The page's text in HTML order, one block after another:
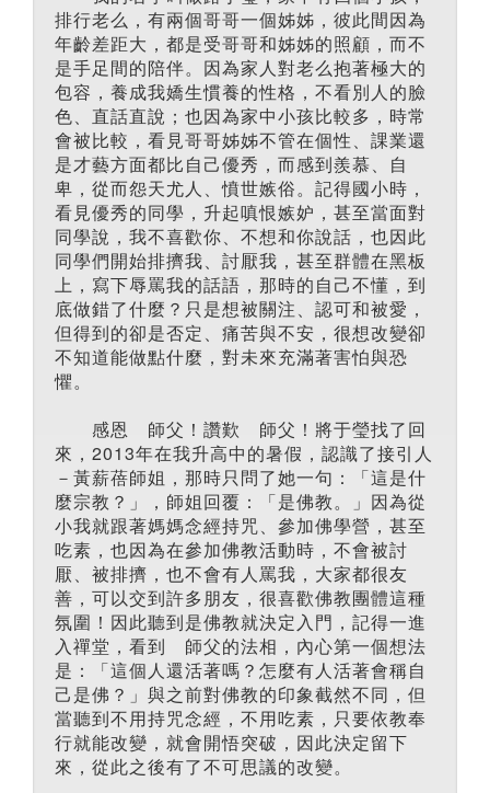
排行老么，有兩個哥哥一個姊姊，彼此間因為
年齡差距大，都是受哥哥和姊姊的照顧，而不
是手足間的陪伴。因為家人對老么抱著極大的
包容，養成我嬌生慣養的性格，不看別人的臉
色、直話直說；也因為家中小孩比較多，時常
會被比較，看見哥哥姊姊不管在個性、課業還
是才藝方面都比自己優秀，而感到羨慕、自
卑，從而怨天尤人、憤世嫉俗。記得國小時，
看見優秀的同學，升起嗔恨嫉妒，甚至當面對
同學說，我不喜歡你、不想和你說話，也因此
同學們開始排擠我、討厭我，甚至群體在黑板
上，寫下辱罵我的話語，那時的自己不懂，到
底做錯了什麼？只是想被關注、認可和被愛，
但得到的卻是否定、痛苦與不安，很想改變卻
不知道能做點什麼，對未來充滿著害怕與恐
懼。
感恩 師父！讚歎 師父！將于瑩找了回
來，2013年在我升高中的暑假，認識了接引人
－黃薪蓓師姐，那時只問了她一句：「這是什
麼宗教？」，師姐回覆：「是佛教。」因為從
小我就跟著媽媽念經持咒、參加佛學營，甚至
吃素，也因為在參加佛教活動時，不會被討
厭、被排擠，也不會有人罵我，大家都很友
善，可以交到許多朋友，很喜歡佛教團體這種
氛圍！因此聽到是佛教就決定入門，記得一進
入禪堂，看到 師父的法相，內心第一個想法
是：「這個人還活著嗎？怎麼有人活著會稱自
己是佛？」與之前對佛教的印象截然不同，但
當聽到不用持咒念經，不用吃素，只要依教奉
行就能改變，就會開悟突破，因此決定留下
來，從此之後有了不可思議的改變。